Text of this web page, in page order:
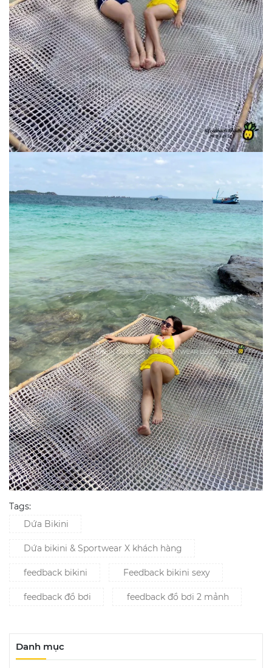
Tags:
Dứa Bikini
Dứa bikini & Sportwear X khách hàng
feedback bikini Feedback bikini sexy
feedback đồ bơi feedback đồ bơi 2 mảnh
Danh mục